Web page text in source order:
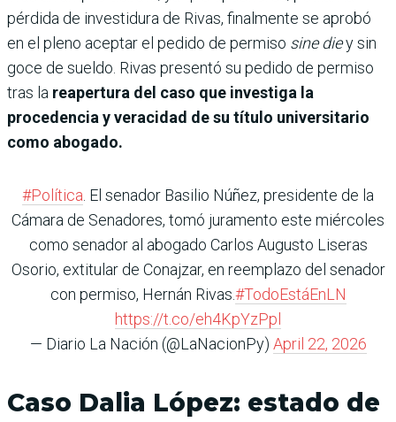
pérdida de investidura de Rivas, finalmente se aprobó
en el pleno aceptar el pedido de permiso sine diey sin
goce de sueldo. Rivas presentó su pedido de permiso
tras la reapertura del caso que investiga la
procedencia y veracidad de su título universitario
como abogado.
#Política. El senador Basilio Núñez, presidente de la
Cámara de Senadores, tomó juramento este miércoles
como senador al abogado Carlos Augusto Liseras
Osorio, extitular de Conajzar, en reemplazo del senador
con permiso, Hernán Rivas.#TodoEstáEnLN
https://t.co/eh4KpYzPpl
— Diario La Nación (@LaNacionPy) April 22, 2026
Caso Dalia López: estado de